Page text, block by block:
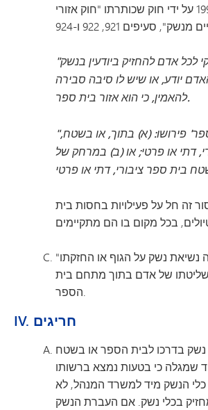
כפי שתוקן בשנת 1990 על ידי חוק שכותרתו "חוק אזורי
"יהיה זה בלתי חוקי לכל אדם להחזיק ביודעין בנשק
יודע, או שיש לו סיבה סבירה
להאמין, כי הוא אזור בית ספר.
"המונח 'אזור בית ספר' פירושו: (א) בתוך, או בשטח,
דתי או פרטי; או (ב) במרחק של
זה חל על פעילויות בחסות בית
"החזקה" פירושה נשיאת נשק על הגוף או החזקתו
של אדם בתוך מתחם בית
הספר.
IV. חריגים
נשק בדרכו לבית הספר או בשטח
שמגלה כי בטעות נמצא ברשותו
כלי הנשק מיד למשרד המנהל, לא
בכלי נשק. אם העברת הנשק